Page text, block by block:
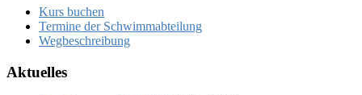
Kurs buchen
Termine der Schwimmabteilung
Wegbeschreibung
Aktuelles